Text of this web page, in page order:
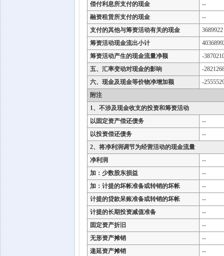
偿付利息所支付的现金
--
融资租赁所支付的现金
--
支付的其他与筹资活动有关的现金
3689922
筹资活动现金流出小计
筹资活动产生的现金流量净额
-
五、汇率变动对现金的影响
-
六、现金及现金等价物净增加额
-
附注
1、不涉及现金收支的投资和筹资活动
以固定资产偿还债务
--
以投资偿还债务
--
2、将净利润调节为经营活动的现金流量
净利润
--
加：少数股东损益
--
加：计提的坏帐准备或转销的坏帐
--
计提的贷款呆账准备或转销的坏帐
--
计提的长期投资减值准备
--
固定资产折旧
--
无形资产摊销
--
递延资产摊销
--